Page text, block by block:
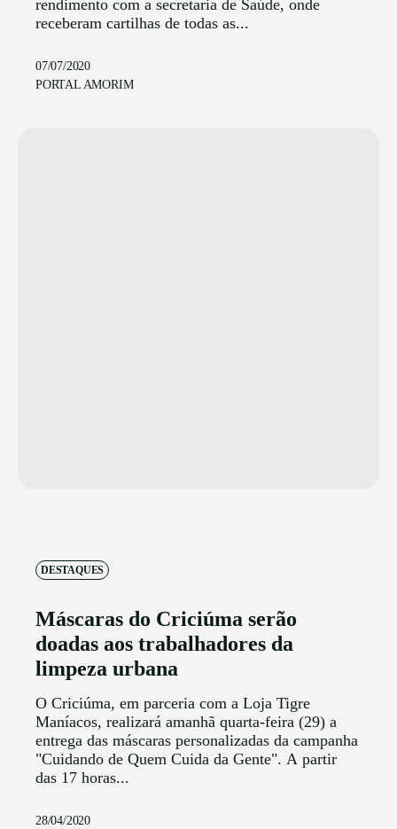
rendimento com a secretaria de Saúde, onde
receberam cartilhas de todas as...
07/07/2020
PORTAL AMORIM
DESTAQUES
Máscaras do Criciúma serão
doadas aos trabalhadores da
limpeza urbana
O Criciúma, em parceria com a Loja Tigre
Maníacos, realizará amanhã quarta-feira (29) a
entrega das máscaras personalizadas da campanha
"Cuidando de Quem Cuida da Gente". A partir
das 17 horas...
28/04/2020